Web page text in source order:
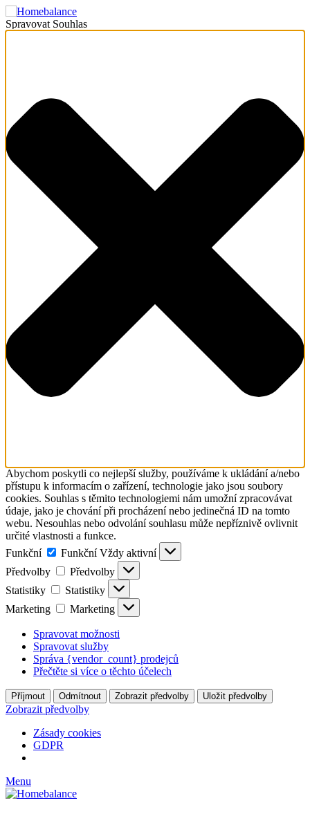
Spravovat Souhlas
Abychom poskytli co nejlepší služby, používáme k ukládání a/nebo
přístupu k informacím o zařízení, technologie jako jsou soubory
cookies. Souhlas s těmito technologiemi nám umožní zpracovávat
údaje, jako je chování při procházení nebo jedinečná ID na tomto
webu. Nesouhlas nebo odvolání souhlasu může nepříznivě ovlivnit
určité vlastnosti a funkce.
Funkční
Funkční Vždy aktivní
Předvolby
Předvolby
Statistiky
Statistiky
Marketing
Marketing
Spravovat možnosti
Spravovat služby
Správa {vendor_count} prodejců
Přečtěte si více o těchto účelech
Příjmout Odmítnout Zobrazit předvolby Uložit předvolby
Zobrazit předvolby
Zásady cookies
GDPR
Menu